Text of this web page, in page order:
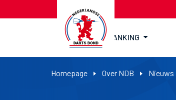
RANKING
Homepage Over NDB Nieuws